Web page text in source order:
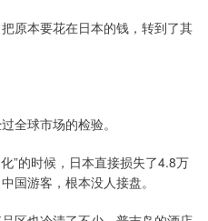
原本要花在日本的钱，转到了其
全球市场的检验。
”的时候，日本直接损失了4.8万
国游客，根本没人接盘。